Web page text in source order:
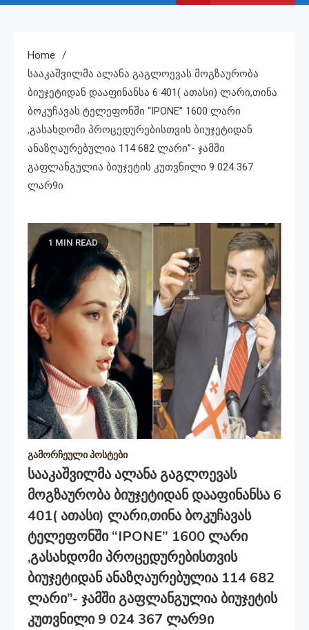
Home
Სააკაშვილმა Ალანა Გაგლოევას Მოგზაურობა
Ბიუჯეტიდან Დააფინანსა 6 401( Ათასი) Ლარი,თინა
Ბოკუჩავას Ტელეფონში “IPONE” 1600 Ლარი
,გასახდომი Პროცედურებისთვის Ბიუჯეტიდან
Ანაზღაურებულია 114 682 Ლარი”- Ჯამში
Გაფლანგულია Ბიუჯეტის Კუთვნილი 9 024 367
Ლარ9ი
1 MIN READ
გამორჩეული პოსტები
Სააკაშვილმა Ალანა Გაგლოევას
Მოგზაურობა Ბიუჯეტიდან Დააფინანსა 6
401( Ათასი) Ლარი,თინა Ბოკუჩავას
Ტელეფონში “IPONE” 1600 Ლარი
,გასახდომი Პროცედურებისთვის
Ბიუჯეტიდან Ანაზღაურებულია 114 682
Ლარი”- Ჯამში Გაფლანგულია Ბიუჯეტის
Კუთვნილი 9 024 367 Ლარ9ი